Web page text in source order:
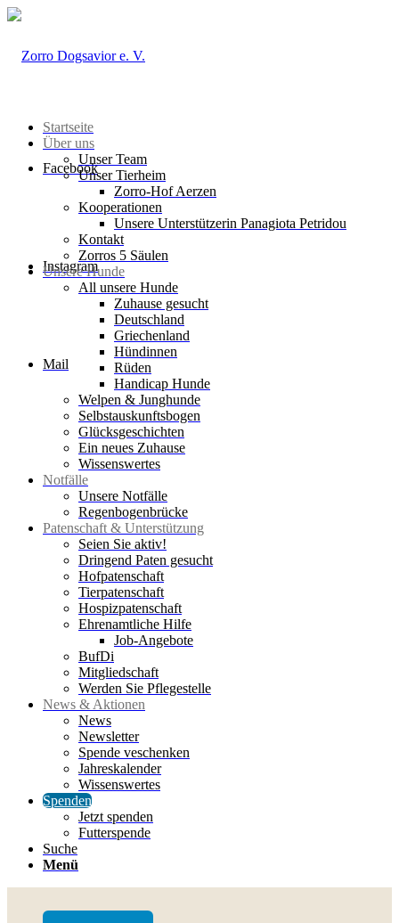
Facebook
Instagram
Mail
Startseite
Über uns
Unser Team
Unser Tierheim
Zorro-Hof Aerzen
Kooperationen
Unsere Unterstützerin Panagiota Petridou
Kontakt
Zorros 5 Säulen
Unsere Hunde
All unsere Hunde
Zuhause gesucht
Deutschland
Griechenland
Hündinnen
Rüden
Handicap Hunde
Welpen & Junghunde
Selbstauskunftsbogen
Glücksgeschichten
Ein neues Zuhause
Wissenswertes
Notfälle
Unsere Notfälle
Regenbogenbrücke
Patenschaft & Unterstützung
Seien Sie aktiv!
Dringend Paten gesucht
Hofpatenschaft
Tierpatenschaft
Hospizpatenschaft
Ehrenamtliche Hilfe
Job-Angebote
BufDi
Mitgliedschaft
Werden Sie Pflegestelle
News & Aktionen
News
Newsletter
Spende veschenken
Jahreskalender
Wissenswertes
Spenden
Jetzt spenden
Futterspende
Suche
Menü